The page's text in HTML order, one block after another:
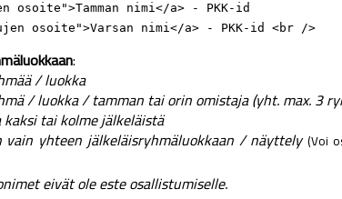
osoite">Tamman nimi</a> - PKK-id
osoite">Varsan nimi</a> - PKK-id <br />
:
/ luokka
/ luokka / tamman tai orin omistaja (yht. max. 3
tai kolme jälkeläistä
yhteen jälkeläisryhmäluokkaan / näyttely (Voi
eivät ole este osallistumiselle.